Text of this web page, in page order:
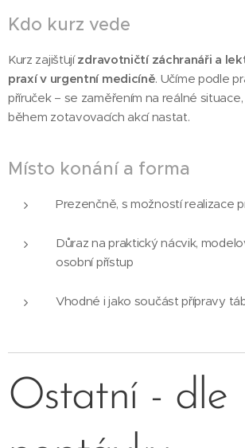
Kdo kurz vede
Kurz zajišťujízdravotničtí záchranáři a
praxí v urgentní medicíně. Učíme podle
příruček – se zaměřením na reálné
během zotavovacích akcí nastat.
Místo konání a forma
Prezenčně, s možností realizace
Důraz na praktický nácvik,
osobní přístup
Vhodné i jako součást přípravy
Ostatní - dle